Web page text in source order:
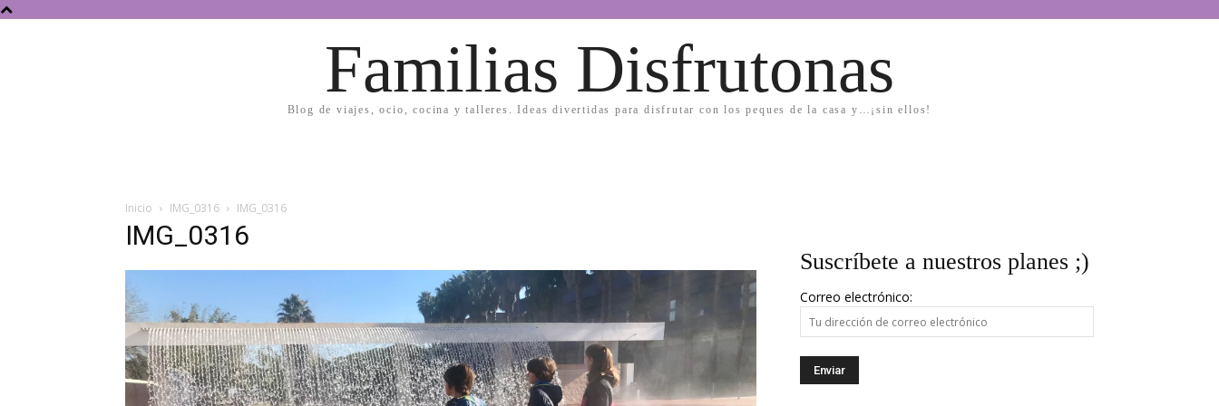
Familias Disfrutonas
Blog de viajes, ocio, cocina y talleres. Ideas divertidas para disfrutar con los peques de la casa y…¡sin ellos!
Inicio IMG_0316 IMG_0316
IMG_0316
Suscríbete a nuestros planes ;)
Correo electrónico: